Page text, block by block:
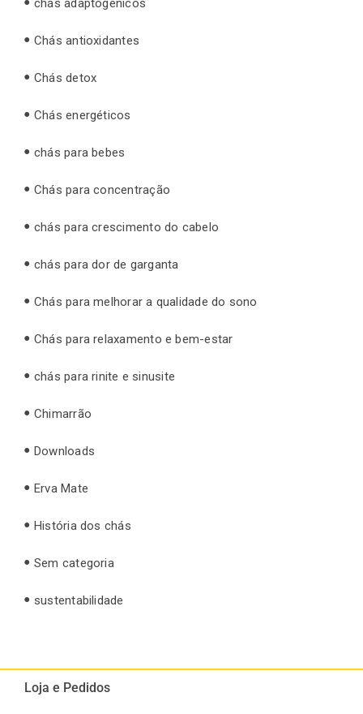
chás adaptogênicos
Chás antioxidantes
Chás detox
Chás energéticos
chás para bebes
Chás para concentração
chás para crescimento do cabelo
chás para dor de garganta
Chás para melhorar a qualidade do sono
Chás para relaxamento e bem-estar
chás para rinite e sinusite
Chimarrão
Downloads
Erva Mate
História dos chás
Sem categoria
sustentabilidade
Loja e Pedidos